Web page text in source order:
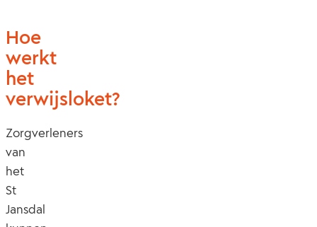
Hoe
werkt
het
verwijsloket?
Zorgverleners
van
het
St
Jansdal